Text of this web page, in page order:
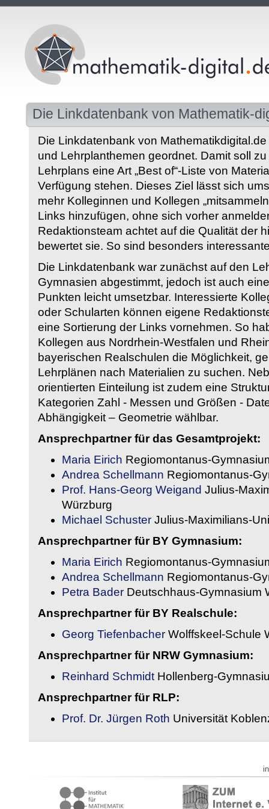
Die Linkdatenbank von Mathematik-
Die Linkdatenbank von
und Lehrplanthemen geordnet. Damit soll
Lehrplans eine Art „Best of“-Liste von
Verfügung stehen. Dieses Ziel lässt sich
mehr Kolleginnen und Kollegen
Links hinzufügen, ohne sich vorher
Redaktionsteam achtet auf die Qualität der
bewertet sie. So sind besonders
Die Linkdatenbank war zunächst auf den
Gymnasien abgestimmt, jedoch ist auch
Punkten leicht umsetzbar. Interessierte
oder Schularten können eigene
eine Sortierung der Links vornehmen. So
Kollegen aus Nordrhein-Westfalen und
bayerischen Realschulen die Möglichkeit,
Lehrplänen nach Materialien zu suchen.
orientierten Einteilung ist zudem eine
Kategorien Zahl - Messen und Größen -
Abhängigkeit – Geometrie wählbar.
Ansprechpartner für das Gesamtprojekt:
Maria Eirich Regiomontanus-
Andrea Schellmann Regiomontanus-
Prof. Hans-Georg Weigand Julius-
Würzburg
Michael Schuster Julius-Maximilians-
Ansprechpartner für BY Gymnasium:
Maria Eirich Regiomontanus-
Andrea Schellmann Regiomontanus-
Petra Bader Deutschhaus-Gymnasium
Ansprechpartner für BY Realschule:
Georg Tiefenbacher Wolffskeel-Schule
Ansprechpartner für NRW Gymnasium:
Reinhard Schmidt Hollenberg-
Ansprechpartner für RLP:
Prof. Dr. Jürgen Roth Universität